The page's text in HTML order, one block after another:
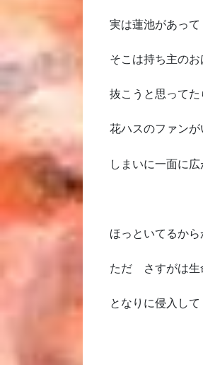
実は蓮池があって
そこは持ち主の
抜こうと思ってた
花ハスのファン
しまいに一面に
ほっといてるか
ただ さすがは生
となりに侵入して